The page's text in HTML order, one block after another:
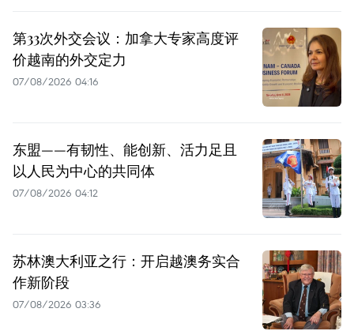
第33次外交会议：加拿大专家高度评
价越南的外交定力
07/08/2026 04:16
东盟——有韧性、能创新、活力足且
以人民为中心的共同体
07/08/2026 04:12
苏林澳大利亚之行：开启越澳务实合
作新阶段
07/08/2026 03:36